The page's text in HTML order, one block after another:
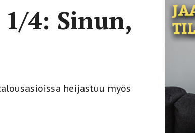
4: Sinun,
heijastuu myös